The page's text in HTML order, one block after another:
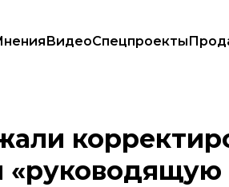
ВидеоСпецпроекты
оккупанты обещали «руководящую